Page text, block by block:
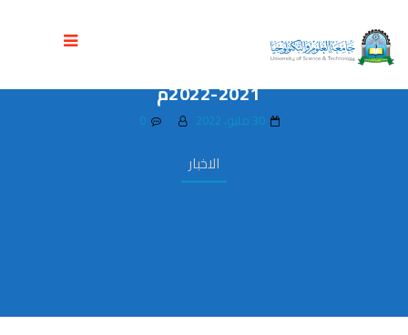
الاخبار
تدشين مناقشة مشاريع التخرج بكلية
الهندسة بجامعة العلوم والتكنولوجيا للعام
2021-2022م
30 مايو، 2022 0